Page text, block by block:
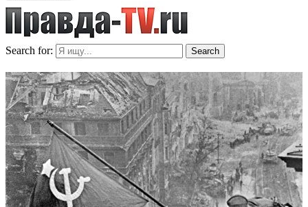
Search for: Search